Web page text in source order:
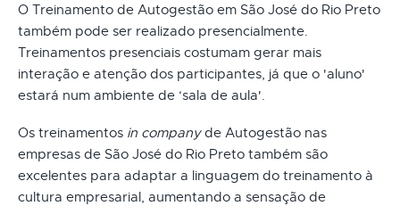
O Treinamento de Autogestão em São José do Rio Preto
também pode ser realizado presencialmente.
Treinamentos presenciais costumam gerar mais
interação e atenção dos participantes, já que o 'aluno'
estará num ambiente de ‘sala de aula'.
Os treinamentos in companyde Autogestão nas
empresas de São José do Rio Preto também são
excelentes para adaptar a linguagem do treinamento à
cultura empresarial, aumentando a sensação de